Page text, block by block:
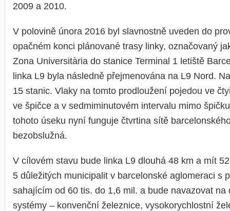
2009 a 2010.
V polovině února 2016 byl slavnostně uveden do
opačném konci plánované trasy linky, označovaný
Zona Universitària do stanice Terminal 1 letiště
linka L9 byla následně přejmenována na L9 Nord.
15 stanic. Vlaky na tomto prodloužení pojedou ve
ve špičce a v sedmiminutovém intervalu mimo
tohoto úseku nyní funguje čtvrtina sítě
bezobslužná.
V cílovém stavu bude linka L9 dlouhá 48 km a mít
5 důležitých municipalit v barcelonské aglomeraci s
sahajícím od 60 tis. do 1,6 mil. a bude navazovat na
systémy – konvenční železnice, vysokorychlostní